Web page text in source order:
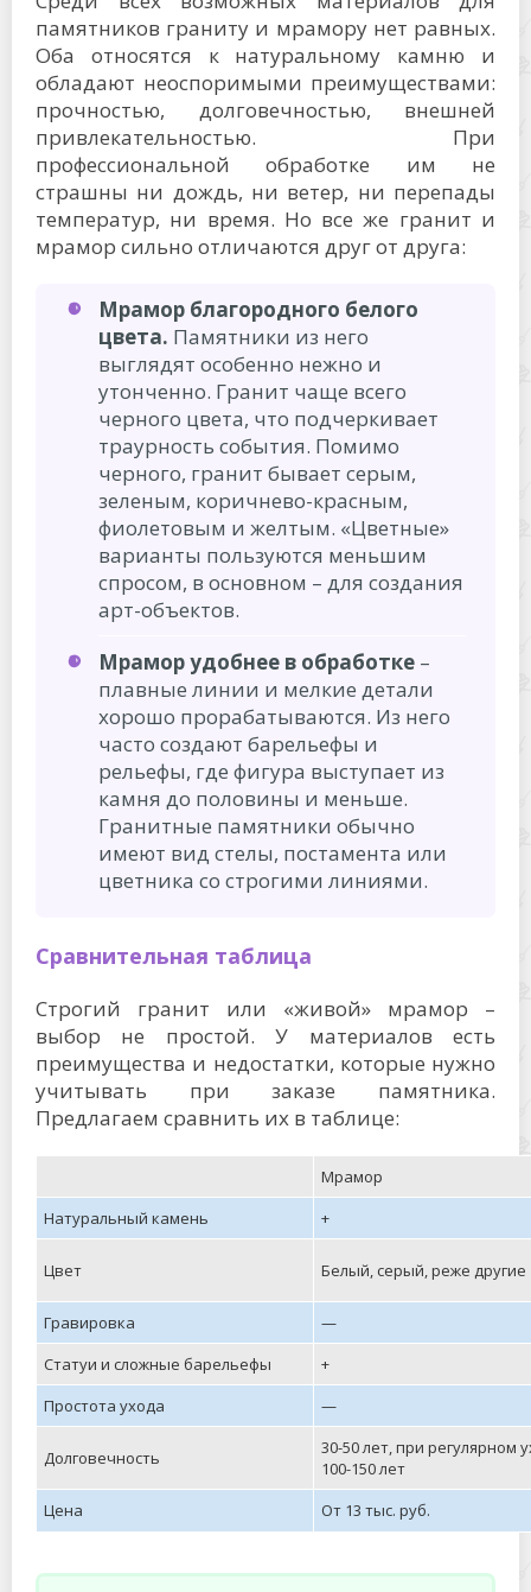
памятников граниту и мрамору нет равных.
Оба относятся к натуральному камню и
обладают неоспоримыми преимуществами:
прочностью, долговечностью, внешней
привлекательностью. При
профессиональной обработке им не
страшны ни дождь, ни ветер, ни перепады
температур, ни время. Но все же гранит и
мрамор сильно отличаются друг от друга:
Мрамор благородного белого
цвета. Памятники из него
выглядят особенно нежно и
утонченно. Гранит чаще всего
черного цвета, что подчеркивает
траурность события. Помимо
черного, гранит бывает серым,
зеленым, коричнево-красным,
фиолетовым и желтым. «Цветные»
варианты пользуются меньшим
спросом, в основном – для создания
арт-объектов.
Мрамор удобнее в обработке –
плавные линии и мелкие детали
хорошо прорабатываются. Из него
часто создают барельефы и
рельефы, где фигура выступает из
камня до половины и меньше.
Гранитные памятники обычно
имеют вид стелы, постамента или
цветника со строгими линиями.
Сравнительная таблица
Строгий гранит или «живой» мрамор –
выбор не простой. У материалов есть
преимущества и недостатки, которые нужно
учитывать при заказе памятника.
Предлагаем сравнить их в таблице:
Мрамор
Натуральный камень
+
Цвет Белый, серый, реже другие
Гравировка
—
Статуи и сложные барельефы
+
Простота ухода
—
Долговечность
30-50 лет, при регулярном
100-150 лет
Цена
От 13 тыс. руб.